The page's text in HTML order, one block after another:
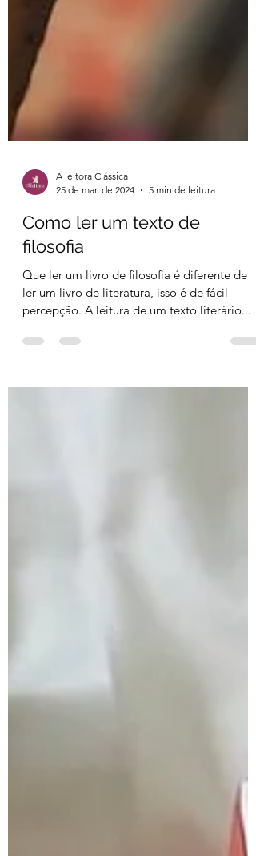
A leitora Clássica
25 de mar. de 2024
5 min de leitura
filosofia
Que ler um livro de filosofia é diferente de
ler um livro de literatura, isso é de fácil